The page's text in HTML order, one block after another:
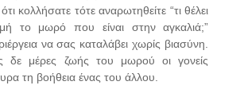
κολλήσατε τότε αναρωτηθείτε “τι θέλει
το μωρό που είναι στην αγκαλιά;”
να σας καταλάβει χωρίς βιασύνη.
δε μέρες ζωής του μωρού οι γονείς
τη βοήθεια ένας του άλλου.